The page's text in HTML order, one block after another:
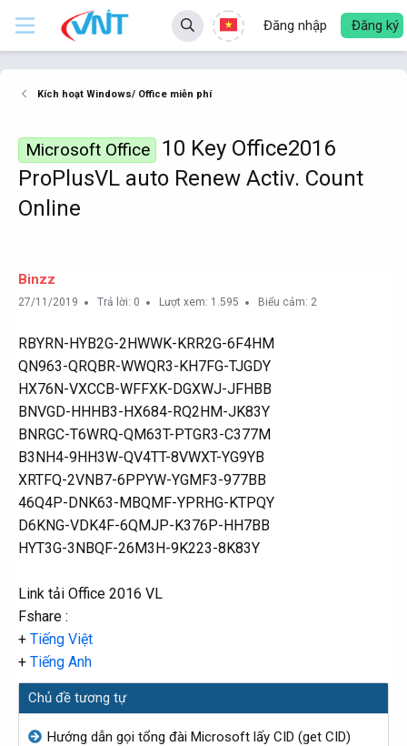
Đăng nhập Đăng ký
Kích hoạt Windows/ Office miễn phí
Microsoft Office
10 Key Office2016
ProPlusVL auto Renew Activ. Count
Online
Binzz
27/11/2019 Trả lời: 0 Lượt xem: 1.595 Biểu cảm: 2
RBYRN-HYB2G-2HWWK-KRR2G-6F4HM
QN963-QRQBR-WWQR3-KH7FG-TJGDY
HX76N-VXCCB-WFFXK-DGXWJ-JFHBB
BNVGD-HHHB3-HX684-RQ2HM-JK83Y
BNRGC-T6WRQ-QM63T-PTGR3-C377M
B3NH4-9HH3W-QV4TT-8VWXT-YG9YB
XRTFQ-2VNB7-6PPYW-YGMF3-977BB
46Q4P-DNK63-MBQMF-YPRHG-KTPQY
D6KNG-VDK4F-6QMJP-K376P-HH7BB
HYT3G-3NBQF-26M3H-9K223-8K83Y
Link tải Office 2016 VL
Fshare :
+ Tiếng Việt
+ Tiếng Anh
Chủ đề tương tự
Hướng dẫn gọi tổng đài Microsoft lấy CID (get CID)